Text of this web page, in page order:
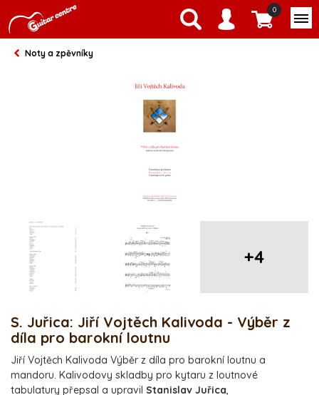
0
Noty a zpěvníky
+4
S. Juřica: Jiří Vojtěch Kalivoda - Výběr z
díla pro barokní loutnu
Jiří Vojtěch Kalivoda Výběr z díla pro barokní loutnu a
mandoru. Kalivodovy skladby pro kytaru z loutnové
tabulatury přepsal a upravil Stanislav Juřica,